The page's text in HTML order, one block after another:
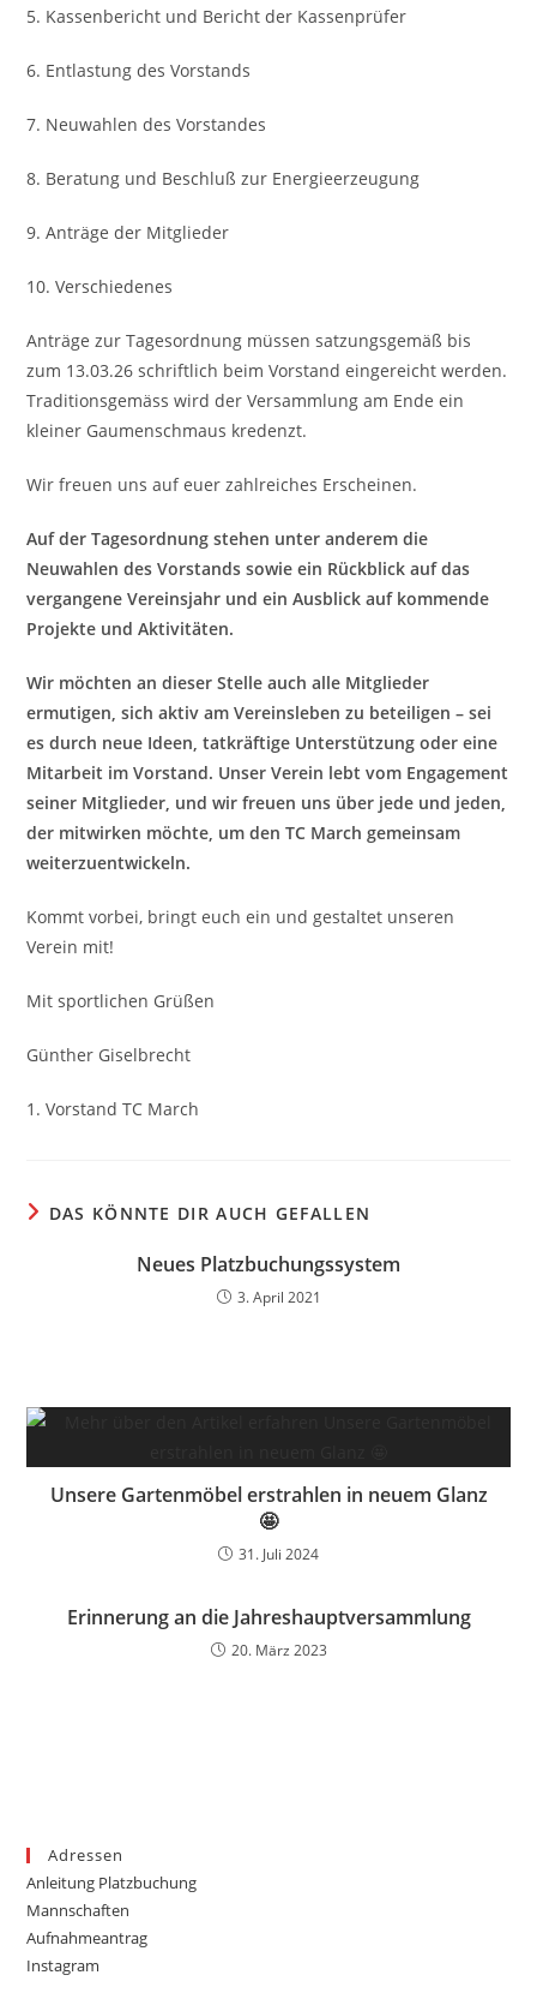
5. Kassenbericht und Bericht der Kassenprüfer
6. Entlastung des Vorstands
7. Neuwahlen des Vorstandes
8. Beratung und Beschluß zur Energieerzeugung
9. Anträge der Mitglieder
10. Verschiedenes
Anträge zur Tagesordnung müssen satzungsgemäß bis
zum 13.03.26 schriftlich beim Vorstand eingereicht werden.
Traditionsgemäss wird der Versammlung am Ende ein
kleiner Gaumenschmaus kredenzt.
Wir freuen uns auf euer zahlreiches Erscheinen.
Auf der Tagesordnung stehen unter anderem die
Neuwahlen des Vorstands sowie ein Rückblick auf das
vergangene Vereinsjahr und ein Ausblick auf kommende
Projekte und Aktivitäten.
Wir möchten an dieser Stelle auch alle Mitglieder
ermutigen, sich aktiv am Vereinsleben zu beteiligen – sei
es durch neue Ideen, tatkräftige Unterstützung oder eine
Mitarbeit im Vorstand. Unser Verein lebt vom Engagement
seiner Mitglieder, und wir freuen uns über jede und jeden,
der mitwirken möchte, um den TC March gemeinsam
weiterzuentwickeln.
Kommt vorbei, bringt euch ein und gestaltet unseren
Verein mit!
Mit sportlichen Grüßen
Günther Giselbrecht
1. Vorstand TC March
DAS KÖNNTE DIR AUCH GEFALLEN
Neues Platzbuchungssystem
3. April 2021
Unsere Gartenmöbel erstrahlen in neuem Glanz
🤩
31. Juli 2024
Erinnerung an die Jahreshauptversammlung
20. März 2023
Adressen
Anleitung Platzbuchung
Mannschaften
Aufnahmeantrag
Instagram